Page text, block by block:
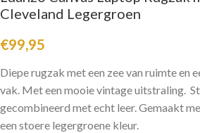
Cleveland Legergroen
€99,95
Diepe rugzak met een zee van ruimte en
vak. Met een mooie vintage uitstraling.
gecombineerd met echt leer. Gemaakt
een stoere legergroene kleur.